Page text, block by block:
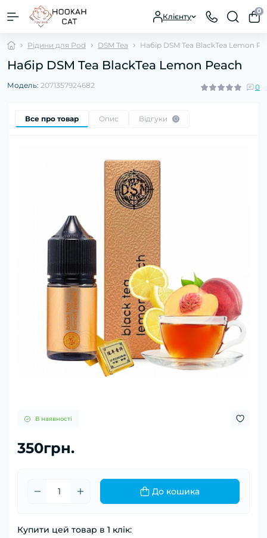
Клієнту
0
Рідини для Pod DSM Tea Набір DSM Tea BlackTea Lemon
Набір DSM Tea BlackTea Lemon Peach
Модель: 2071357924682 0
Все про товар Опис Відгуки 0
В наявності
350грн.
До кошика
Купити цей товар в 1 клік: